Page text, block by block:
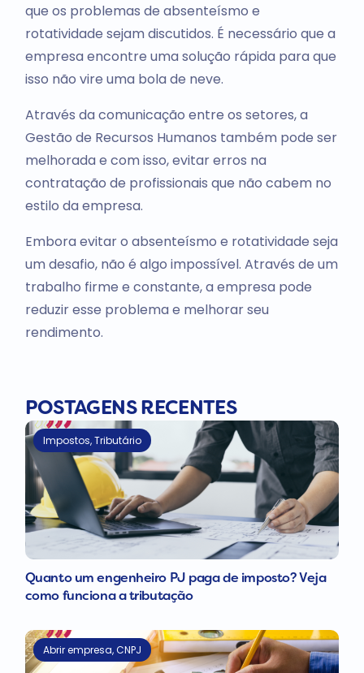
que os problemas de absenteísmo e
rotatividade sejam discutidos. É necessário que a
empresa encontre uma solução rápida para que
isso não vire uma bola de neve.
Através da comunicação entre os setores, a
Gestão de Recursos Humanos também pode ser
melhorada e com isso, evitar erros na
contratação de profissionais que não cabem no
estilo da empresa.
Embora evitar o absenteísmo e rotatividade seja
um desafio, não é algo impossível. Através de um
trabalho firme e constante, a empresa pode
reduzir esse problema e melhorar seu
rendimento.
POSTAGENS RECENTES
Impostos,Tributário
Quanto um engenheiro PJ paga de imposto? Veja
como funciona a tributação
Abrir empresa,CNPJ